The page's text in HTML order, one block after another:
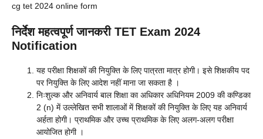
cg tet 2024 online form
निर्देश महत्वपूर्ण जानकरी TET Exam 2024
Notification
यह परीक्षा शिक्षकों की नियुक्ति के लिए पात्रता मात्र होगी। इसे शिक्षकीय पद
पर नियुक्ति के लिए आदेश नहीं माना जा सकता है ।
निःशुल्क और अनिवार्य बाल शिक्षा का अधिकार अधिनियम 2009 की कण्डिका
2 (n) में उल्लेखित सभी शालाओं में शिक्षकों की नियुक्ति के लिए यह अनिवार्य
अर्हता होगी। प्राथमिक और उच्च प्राथमिक के लिए अलग-अलग परीक्षा
आयोजित होगी ।